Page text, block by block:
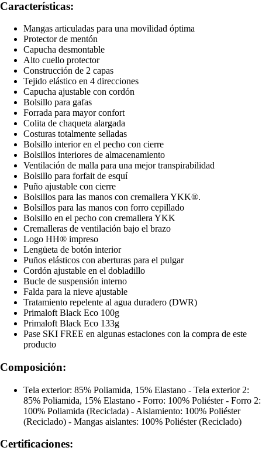
Características:
Mangas articuladas para una movilidad óptima
Protector de mentón
Capucha desmontable
Alto cuello protector
Construcción de 2 capas
Tejido elástico en 4 direcciones
Capucha ajustable con cordón
Bolsillo para gafas
Forrada para mayor confort
Colita de chaqueta alargada
Costuras totalmente selladas
Bolsillo interior en el pecho con cierre
Bolsillos interiores de almacenamiento
Ventilación de malla para una mejor transpirabilidad
Bolsillo para forfait de esquí
Puño ajustable con cierre
Bolsillos para las manos con cremallera YKK®.
Bolsillos para las manos con forro cepillado
Bolsillo en el pecho con cremallera YKK
Cremalleras de ventilación bajo el brazo
Logo HH® impreso
Lengüeta de botón interior
Puños elásticos con aberturas para el pulgar
Cordón ajustable en el dobladillo
Bucle de suspensión interno
Falda para la nieve ajustable
Tratamiento repelente al agua duradero (DWR)
Primaloft Black Eco 100g
Primaloft Black Eco 133g
Pase SKI FREE en algunas estaciones con la compra de este
producto
Composición:
Tela exterior: 85% Poliamida, 15% Elastano - Tela exterior 2:
85% Poliamida, 15% Elastano - Forro: 100% Poliéster - Forro 2:
100% Poliamida (Reciclada) - Aislamiento: 100% Poliéster
(Reciclado) - Mangas aislantes: 100% Poliéster (Reciclado)
Certificaciones: